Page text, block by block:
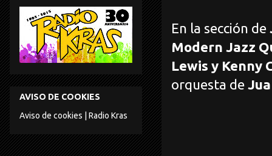
En la sección de
Modern Jazz
Lewis y Kenny
orquesta de
AVISO DE COOKIES
Aviso de cookies | Radio Kras